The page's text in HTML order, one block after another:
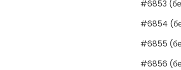
#6853
#6854
#6855
#6856